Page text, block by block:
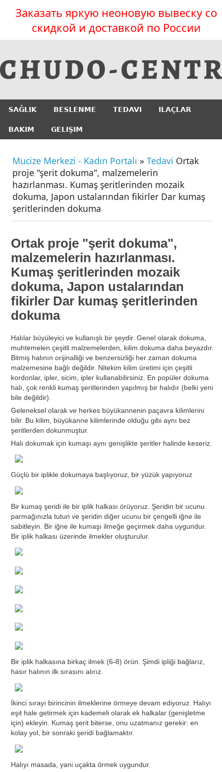
Заказать яркую неоновую вывеску со
скидкой и доставкой по России
SAĞLIK BESLENME TEDAVI ILAÇLAR
BAKIM GELIŞIM
Mucize Merkezi - Kadın Portalı » Tedavi Ortak
proje "şerit dokuma", malzemelerin
hazırlanması. Kumaş şeritlerinden mozaik
dokuma, Japon ustalarından fikirler Dar kumaş
şeritlerinden dokuma
Ortak proje "şerit dokuma",
malzemelerin hazırlanması.
Kumaş şeritlerinden mozaik
dokuma, Japon ustalarından
fikirler Dar kumaş şeritlerinden
dokuma
Halılar büyüleyici ve kullanışlı bir şeydir. Genel olarak dokuma,
muhtemelen çeşitli malzemelerden, kilim dokuma daha beyazdır.
Bitmiş halının orijinalliği ve benzersizliği her zaman dokuma
malzemesine bağlı değildir. Nitekim kilim üretimi için çeşitli
kordonlar, ipler, sicim, ipler kullanabilirsiniz. En popüler dokuma
halı, çok renkli kumaş şeritlerinden yapılmış bir halıdır (belki yeni
bile değildir).
Geleneksel olarak ve herkes büyükannenin paçavra kilimlerini
bilir. Bu kilim, büyükanne kilimlerinde olduğu gibi aynı bez
şeritlerden dokunmuştur.
Halı dokumak için kumaşı aynı genişlikte şeritler halinde keseriz.
Güçlü bir iplikle dokumaya başlıyoruz, bir yüzük yapıyoruz
Bir kumaş şeridi ile bir iplik halkası örüyoruz. Şeridin bir ucunu
parmağınızla tutun ve şeridin diğer ucunu bir çengelli iğne ile
sabitleyin. Bir iğne ile kumaşı ilmeğe geçirmek daha uygundur.
Bir iplik halkası üzerinde ilmekler oluşturulur.
Bir iplik halkasına birkaç ilmek (6-8) örün. Şimdi ipliği bağlarız,
hasır halının ilk sırasını alırız.
İkinci sırayı birincinin ilmeklerine örmeye devam ediyoruz. Halıyı
eşit hale getirmek için kademeli olarak ek halkalar (genişletme
için) ekleyin. Kumaş şerit biterse, onu uzatmanız gerekir: en
kolay yol, bir sonraki şeridi bağlamaktır.
Halıyı masada, yani uçakta örmek uygundur.